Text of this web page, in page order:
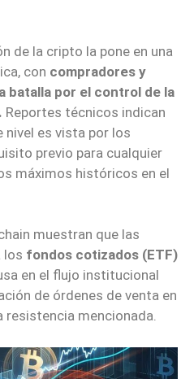
de la cripto la pone en una
con compradores y
batalla por el control de la
Reportes técnicos indican
nivel es vista por los
previo para cualquier
máximos históricos en el
muestran que las
los fondos cotizados (ETF)
en el flujo institucional
de órdenes de venta en
resistencia mencionada.